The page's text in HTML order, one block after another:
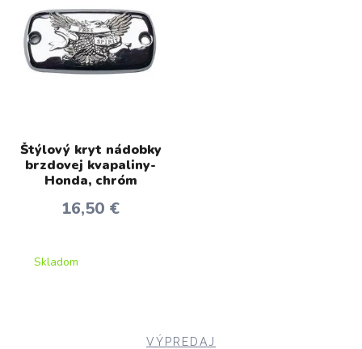
Štýlový kryt nádobky
brzdovej kvapaliny-
Honda, chróm
16,50 €
Skladom
VÝPREDAJ